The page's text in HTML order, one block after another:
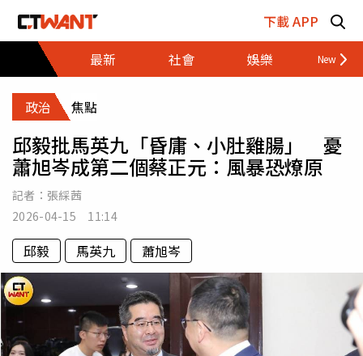
下載 APP
最新
社會 娛樂 財經
政治 焦點
邱毅批馬英九「昏庸、小肚雞腸」 憂
蕭旭岑成第二個蔡正元：風暴恐燎原
記者： 張綵茜
2026-04-15 11:14
邱毅 馬英九 蕭旭岑